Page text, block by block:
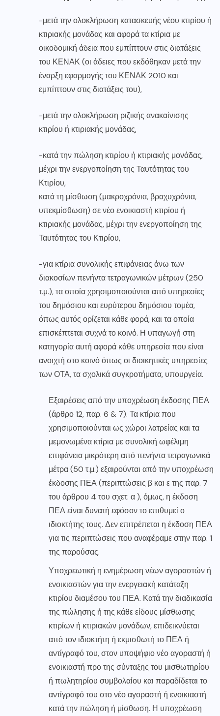
-μετά την ολοκλήρωση κατασκευής νέου κτιρίου ή
κτιριακής μονάδας και αφορά τα κτίρια με
οικοδομική άδεια που εμπίπτουν στις διατάξεις
του ΚΕΝΑΚ (οι άδειες που εκδόθηκαν μετά την
έναρξη εφαρμογής του ΚΕΝΑΚ 2010 και
εμπίπτουν στις διατάξεις του),
-μετά την ολοκλήρωση ριζικής ανακαίνισης
κτιρίου ή κτιριακής μονάδας,
-κατά την πώληση κτιρίου ή κτιριακής μονάδας,
μέχρι την ενεργοποίηση της Ταυτότητας του
Κτιρίου,
κατά τη μίσθωση (μακροχρόνια, βραχυχρόνια,
υπεκμίσθωση) σε νέο ενοικιαστή κτιρίου ή
κτιριακής μονάδας, μέχρι την ενεργοποίηση της
Ταυτότητας του Κτιρίου,
-για κτίρια συνολικής επιφάνειας άνω των
διακοσίων πενήντα τετραγωνικών μέτρων (250
τ.μ.), τα οποία χρησιμοποιούνται από υπηρεσίες
του δημόσιου και ευρύτερου δημόσιου τομέα,
όπως αυτός ορίζεται κάθε φορά, και τα οποία
επισκέπτεται συχνά το κοινό. Η υπαγωγή στη
κατηγορία αυτή αφορά κάθε υπηρεσία που είναι
ανοιχτή στο κοινό όπως οι διοικητικές υπηρεσίες
των ΟΤΑ, τα σχολικά συγκροτήματα, υπουργεία.
Εξαιρέσεις από την υποχρέωση έκδοσης ΠΕΑ
(άρθρο 12, παρ. 6 & 7). Τα κτίρια που
χρησιμοποιούνται ως χώροι λατρείας και τα
μεμονωμένα κτίρια με συνολική ωφέλιμη
επιφάνεια μικρότερη από πενήντα τετραγωνικά
μέτρα (50 τ.μ.) εξαιρούνται από την υποχρέωση
έκδοσης ΠΕΑ (περιπτώσεις β και ε της παρ. 7
του άρθρου 4 του σχετ. α ), όμως, η έκδοση
ΠΕΑ είναι δυνατή εφόσον το επιθυμεί ο
ιδιοκτήτης τους. Δεν επιτρέπεται η έκδοση ΠΕΑ
για τις περιπτώσεις που αναφέραμε στην παρ. 1
της παρούσας.
Υποχρεωτική η ενημέρωση νέων αγοραστών ή
ενοικιαστών για την ενεργειακή κατάταξη
κτιρίου διαμέσου του ΠΕΑ. Κατά την διαδικασία
της πώλησης ή της κάθε είδους μίσθωσης
κτιρίων ή κτιριακών μονάδων, επιδεικνύεται
από τον ιδιοκτήτη ή εκμισθωτή το ΠΕΑ ή
αντίγραφό του, στον υποψήφιο νέο αγοραστή ή
ενοικιαστή προ της σύνταξης του μισθωτηρίου
ή πωλητηρίου συμβολαίου και παραδίδεται το
αντίγραφό του στο νέο αγοραστή ή ενοικιαστή
κατά την πώληση ή μίσθωση. Η υποχρέωση